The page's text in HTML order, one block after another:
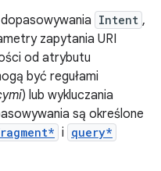
Intent ,
zapytania URI
od atrybutu
być regułami
) lub wykluczania
są określone
i query*